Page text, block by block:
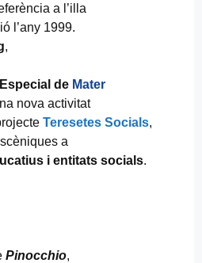
a l’illa
l’any 1999.
,
de Mater
nova activitat
Teresetes Socials,
a
i entitats socials.
Pinocchio,